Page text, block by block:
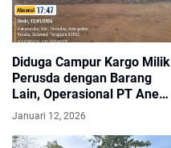
Diduga Campur Kargo Milik
Perusda dengan Barang
Lain, Operasional PT Aneka
Mining Mineral (AMM )Jadi
Januari 12, 2026